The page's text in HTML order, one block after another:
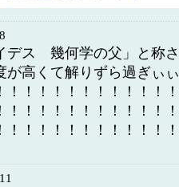
デス 幾何学の父」と称
が高くて解りずら過ぎぃぃ
！！！！！！！！！！！
！！！！！！！！！！！
！！！！！！！！！！！